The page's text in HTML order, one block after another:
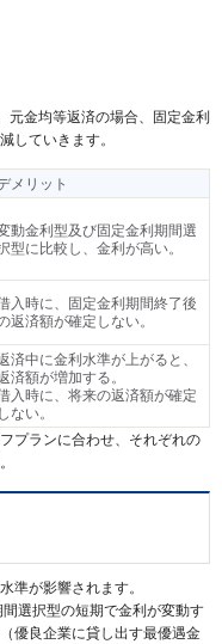
元金均等返済の場合、固定金利
していきます。
メリット
動金利型及び固定金利期間選
型に比較し、金利が高い。
入時に、固定金利期間終了後
返済額が確定しない。
済中に金利水準が上がると、
済額が増加する。
入時に、将来の返済額が確定
しない。
プランに合わせ、それぞれの
準が影響されます。
選択型の短期で金利が変動す
優良企業に貸し出す最優遇金